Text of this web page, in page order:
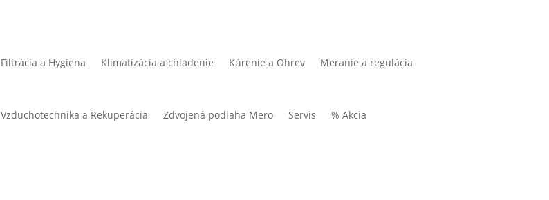
Filtrácia a Hygiena Klimatizácia a chladenie Kúrenie a Ohrev Meranie a regulácia
Vzduchotechnika a Rekuperácia Zdvojená podlaha Mero Servis % Akcia